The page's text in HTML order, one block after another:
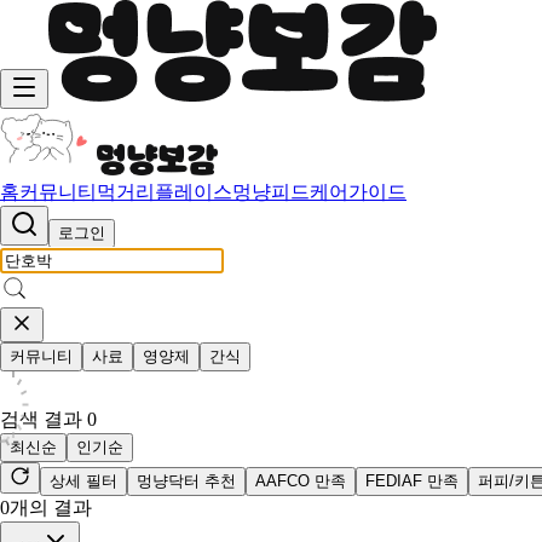
홈커뮤니티 먹거리 플레이스멍냥피드케어가이드
로그인
커뮤니티 사료 영양제 간식
검색 결과 0
최신순
인기순
상세 필터
멍냥닥터 추천 AAFCO 만족 FEDIAF 만족 퍼피/키
0개의 결과